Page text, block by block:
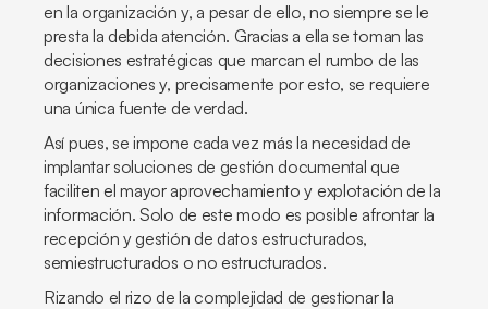
en la organización y, a pesar de ello, no siempre se le
presta la debida atención. Gracias a ella se toman las
decisiones estratégicas que marcan el rumbo de las
organizaciones y, precisamente por esto, se requiere
una única fuente de verdad.
Así pues, se impone cada vez más la necesidad de
implantar soluciones de gestión documental que
faciliten el mayor aprovechamiento y explotación de la
información. Solo de este modo es posible afrontar la
recepción y gestión de datos estructurados,
semiestructurados o no estructurados.
Rizando el rizo de la complejidad de gestionar la